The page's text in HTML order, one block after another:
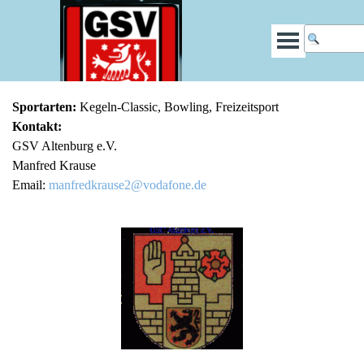
Sportarten: Kegeln-Classic, Bowling, Freizeitsport
Kontakt:
GSV Altenburg e.V.
Manfred Krause
Email: manfredkrause2@vodafone.de